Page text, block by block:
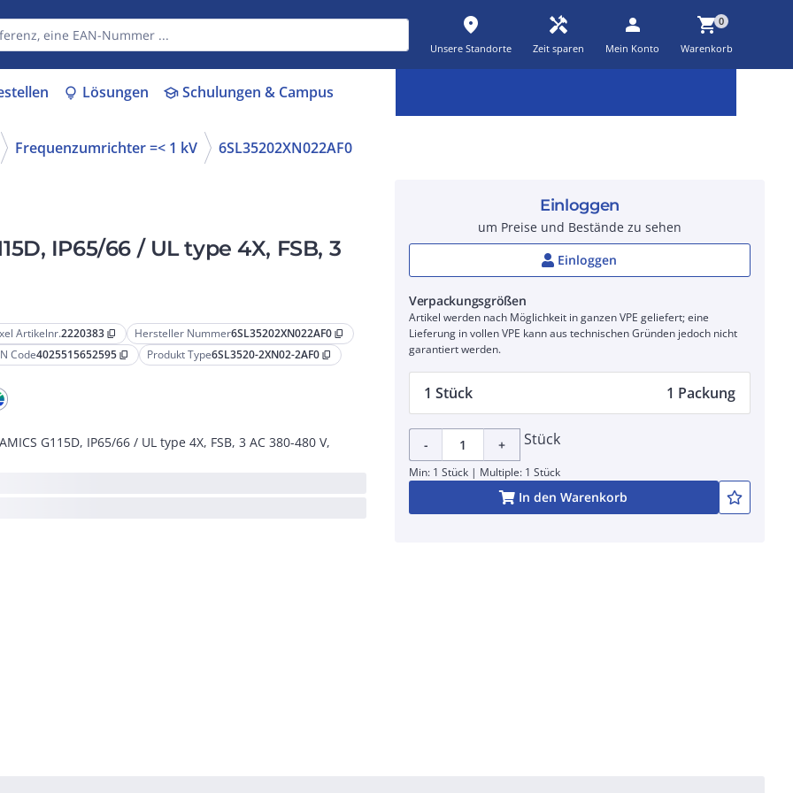
place
Unsere Standorte
handyman
Zeit sparen
person
Mein Konto
shopping_cart0
Warenkorb
lightbulb Lösungen schoolSchulungen & Campus
Frequenzumrichter =< 1 kV 6SL35202XN022AF0
IP65/66 / UL type 4X, FSB, 3
Artikelnr.2220383 content_copy Hersteller Nummer6SL35202XN022AF0 content_copy
Code4025515652595 content_copy Produkt Type6SL3520-2XN02-2AF0 content_copy
G115D, IP65/66 / UL type 4X, FSB, 3 AC 380-480 V,
Einloggen
um Preise und Bestände zu sehen
Einloggen
Verpackungsgrößen
Artikel werden nach Möglichkeit in ganzen VPE geliefert; eine
Lieferung in vollen VPE kann aus technischen Gründen jedoch nicht
garantiert werden.
1 Stück 1 Packung
- + Stück
Min: 1 Stück | Multiple: 1 Stück
In den Warenkorb